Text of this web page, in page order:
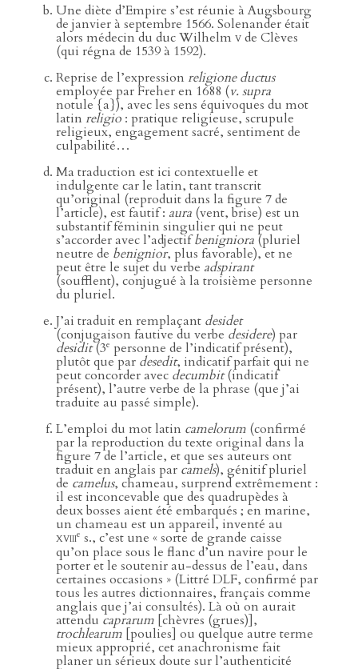
Une diète d’Empire s’est réunie à Augsbourg
de janvier à septembre 1566. Solenander était
alors médecin du duc Wilhelm vde Clèves
(qui régna de 1539 à 1592).
Reprise de l’expression religione ductus
employée par Freher en 1688 (v. supra
notule {a}), avec les sens équivoques du mot
latin religio : pratique religieuse, scrupule
religieux, engagement sacré, sentiment de
culpabilité…
Ma traduction est ici contextuelle et
indulgente car le latin, tant transcrit
qu’original (reproduit dans la figure 7 de
l’article), est fautif : aura (vent, brise) est un
substantif féminin singulier qui ne peut
s’accorder avec l’adjectifbenigniora (pluriel
neutre de benignior, plus favorable), et ne
peut être le sujet du verbe adspirant
(soufflent), conjugué à la troisième personne
du pluriel.
J’ai traduit en remplaçant desidet
(conjugaison fautive du verbe desidere) par
desidit(3e personne de l’indicatif présent),
plutôt que par desedit, indicatif parfait qui ne
peut concorder avec decumbit(indicatif
présent), l’autre verbe de la phrase (que j’ai
traduite au passé simple).
L’emploi du mot latin camelorum (confirmé
par la reproduction du texte original dans la
figure 7 de l’article, et que ses auteurs ont
traduit en anglais par camels), génitif pluriel
de camelus, chameau, surprend extrêmement :
il est inconcevable que des quadrupèdes à
deux bosses aient été embarqués ; en marine,
un chameau est un appareil, inventé au
xviiie s., c’est une « sorte de grande caisse
qu’on place sous le flanc d’un navire pour le
porter et le soutenir au-dessus de l’eau, dans
certaines occasions » (Littré DLF, confirmé par
tous les autres dictionnaires, français comme
anglais que j’ai consultés). Là où on aurait
attendu caprarum [chèvres (grues)],
trochlearum [poulies] ou quelque autre terme
mieux approprié, cet anachronisme fait
planer un sérieux doute sur l’authenticité